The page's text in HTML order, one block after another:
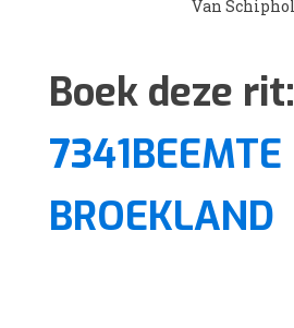
Van Schiphol
Boek deze rit:
7341BEEMTE
BROEKLAND